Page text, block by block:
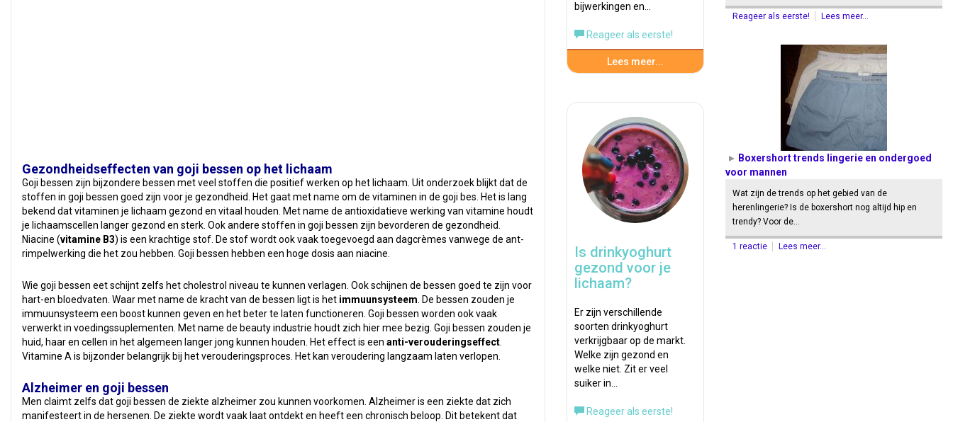
Gezondheidseffecten van goji bessen op het lichaam
Goji bessen zijn bijzondere bessen met veel stoffen die positief werken op het lichaam. Uit onderzoek blijkt dat de
stoffen in goji bessen goed zijn voor je gezondheid. Het gaat met name om de vitaminen in de goji bes. Het is lang
bekend dat vitaminen je lichaam gezond en vitaal houden. Met name de antioxidatieve werking van vitamine houdt
je lichaamscellen langer gezond en sterk. Ook andere stoffen in goji bessen zijn bevorderen de gezondheid.
Niacine (vitamine B3) is een krachtige stof. De stof wordt ook vaak toegevoegd aan dagcrèmes vanwege de ant-
rimpelwerking die het zou hebben. Goji bessen hebben een hoge dosis aan niacine.
Wie goji bessen eet schijnt zelfs het cholestrol niveau te kunnen verlagen. Ook schijnen de bessen goed te zijn voor
hart-en bloedvaten. Waar met name de kracht van de bessen ligt is het immuunsysteem . De bessen zouden je
immuunsysteem een boost kunnen geven en het beter te laten functioneren. Goji bessen worden ook vaak
verwerkt in voedingssuplementen. Met name de beauty industrie houdt zich hier mee bezig. Goji bessen zouden je
huid, haar en cellen in het algemeen langer jong kunnen houden. Het effect is een anti-verouderingseffect
Vitamine A is bijzonder belangrijk bij het verouderingsproces. Het kan veroudering langzaam laten verlopen.
Alzheimer en goji bessen
Men claimt zelfs dat goji bessen de ziekte alzheimer zou kunnen voorkomen. Alzheimer is een ziekte dat zich
manifesteert in de hersenen. De ziekte wordt vaak laat ontdekt en heeft een chronisch beloop. Dit betekent dat
Reageer als eerste! Lees meer...
Boxershort trends lingerie en ondergoed
voor mannen
Wat zijn de trends op het gebied van de
herenlingerie? Is de boxershort nog altijd hip en
trendy? Voor de…
1 reactie Lees meer...
bijwerkingen en…
Reageer als eerste!
Lees meer...
Is drinkyoghurt
gezond voor je
lichaam?
Er zijn verschillende
soorten drinkyoghurt
verkrijgbaar op de markt.
Welke zijn gezond en
welke niet. Zit er veel
suiker in…
Reageer als eerste!